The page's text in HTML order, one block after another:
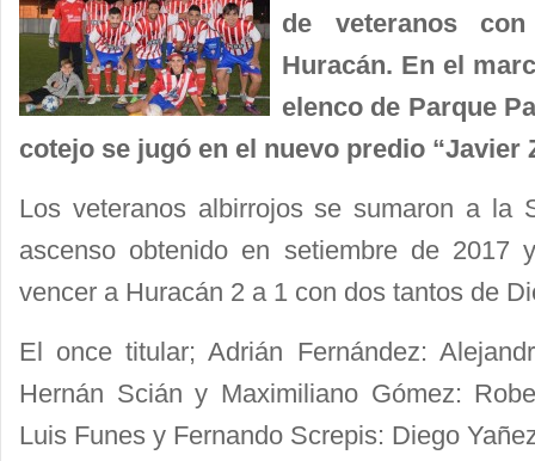
de veteranos
Huracán. En el
elenco de Parque
cotejo se jugó en el nuevo predio “Javier
Los veteranos albirrojos se sumaron a la
ascenso obtenido en setiembre de 2017
vencer a Huracán 2 a 1 con dos tantos de
El once titular; Adrián Fernández:
Hernán Scián y Maximiliano Gómez:
Luis Funes y Fernando Screpis: Diego